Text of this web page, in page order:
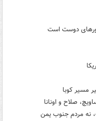
دوست است
مسیر کوبا
صلاح و اونانا
نه مردم جنوب یمن